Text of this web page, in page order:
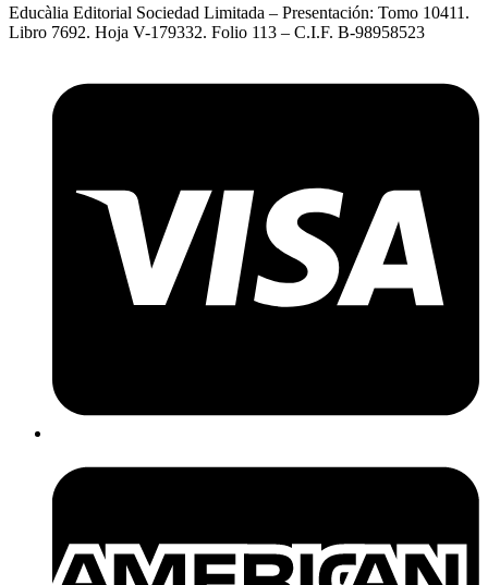
Educàlia Editorial Sociedad Limitada – Presentación: Tomo 10411.
Libro 7692. Hoja V-179332. Folio 113 – C.I.F. B-98958523